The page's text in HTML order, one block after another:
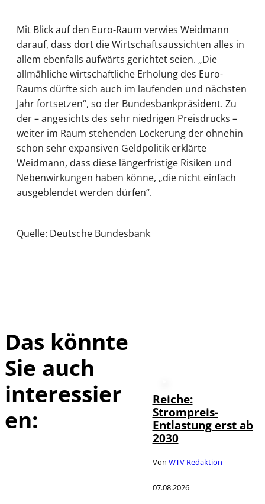
Mit Blick auf den Euro-Raum verwies Weidmann
darauf, dass dort die Wirtschaftsaussichten alles in
allem ebenfalls aufwärts gerichtet seien. „Die
allmähliche wirtschaftliche Erholung des Euro-
Raums dürfte sich auch im laufenden und nächsten
Jahr fortsetzen“, so der Bundesbankpräsident. Zu
der – angesichts des sehr niedrigen Preisdrucks –
weiter im Raum stehenden Lockerung der ohnehin
schon sehr expansiven Geldpolitik erklärte
Weidmann, dass diese längerfristige Risiken und
Nebenwirkungen haben könne, „die nicht einfach
ausgeblendet werden dürfen“.
Quelle: Deutsche Bundesbank
Das könnte
Sie auch
interessier
en:
Reiche:
Strompreis-
Entlastung erst ab
2030
Von WTV Redaktion
07.08.2026